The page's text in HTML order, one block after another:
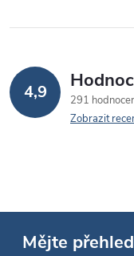
p
s
u
4,9
291
Zobrazit
Mějte